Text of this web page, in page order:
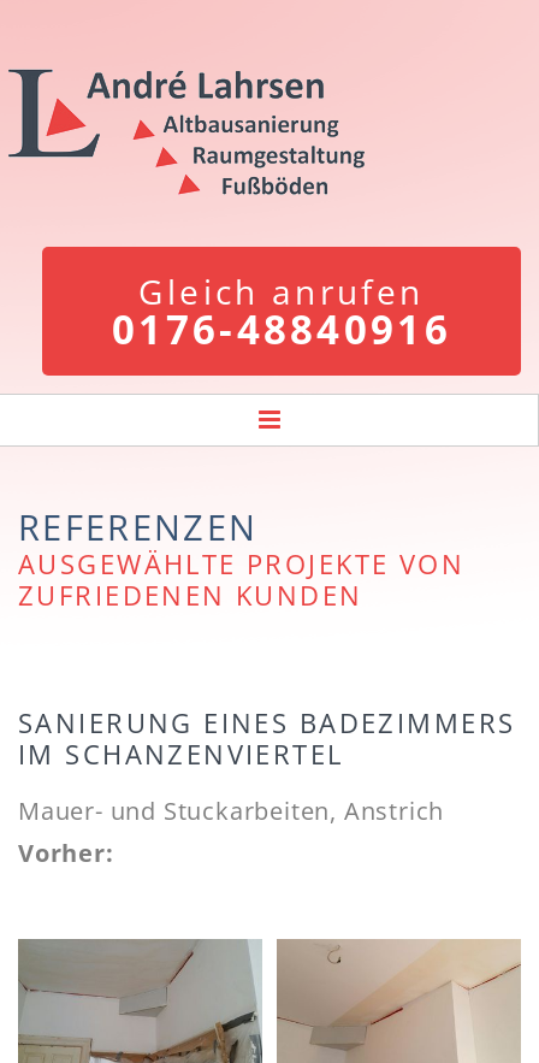
Gleich anrufen
0176-48840916
REFERENZEN
AUSGEWÄHLTE PROJEKTE VON
ZUFRIEDENEN KUNDEN
SANIERUNG EINES BADEZIMMERS
IM SCHANZENVIERTEL
Mauer- und Stuckarbeiten, Anstrich
Vorher: